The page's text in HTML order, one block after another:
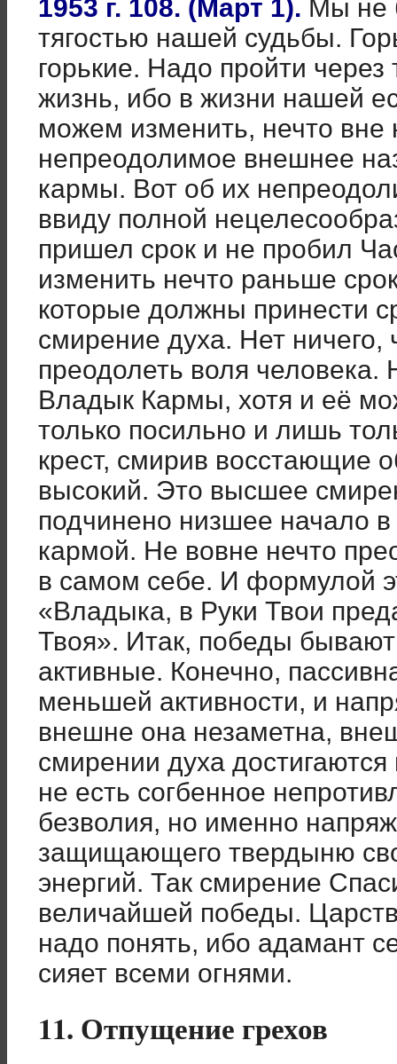
1953 г. 108. (Март 1). Мы не
тягостью нашей судьбы.
горькие. Надо пройти
жизнь, ибо в жизни нашей
можем изменить, нечто вне
непреодолимое внешнее
кармы. Вот об их
ввиду полной
пришел срок и не пробил
изменить нечто раньше
которые должны принести
смирение духа. Нет ничего,
преодолеть воля человека.
Владык Кармы, хотя и её
только посильно и лишь
крест, смирив восстающие
высокий. Это высшее
подчинено низшее начало
кармой. Не вовне нечто
в самом себе. И формулой
«Владыка, в Руки Твои
Твоя». Итак, победы
активные. Конечно,
меньшей активности, и
внешне она незаметна,
смирении духа
не есть согбенное
безволия, но именно
защищающего твердыню
энергий. Так смирение
величайшей победы.
надо понять, ибо адамант
сияет всеми огнями.
11. Отпущение грехов